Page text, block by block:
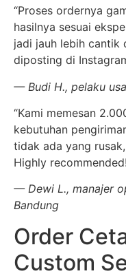
“Proses ordernya
hasilnya sesuai
jadi jauh lebih cantik
diposting di
— Budi H., pelaku
“Kami memesan
kebutuhan
tidak ada yang
Highly
— Dewi L., manajer
Bandung
Order
Custom